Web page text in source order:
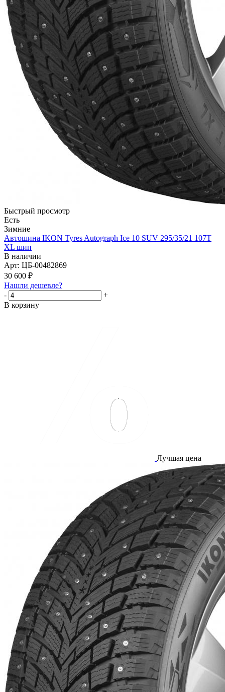
Быстрый просмотр
Есть
Зимние
Автошина IKON Tyres Autograph Ice 10 SUV 295/35/21 107T
XL шип
В наличии
Арт: ЦБ-00482869
30 600 ₽
Нашли дешевле?
-
+
В корзину
Лучшая цена